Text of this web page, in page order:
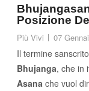
Posizione
Più Vivi 07
Il termine sanscrito
Bhujanga, che in
Asana che vuol